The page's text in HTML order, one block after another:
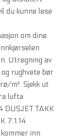
du kunne lese
om dine
Utregning av
rughvete bør
m². Sjekk ut
lufta
DUSJET TAKK
7.1.14
inn